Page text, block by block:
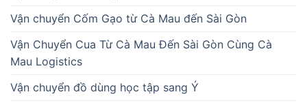
Vận chuyển Cốm Gạo từ Cà Mau đến Sài Gòn
Vận Chuyển Cua Từ Cà Mau Đến Sài Gòn Cùng Cà
Mau Logistics
Vận chuyển đồ dùng học tập sang Ý